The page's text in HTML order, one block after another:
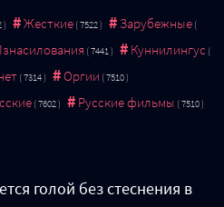
Жесткие
Зарубежные
Куннилингус
Оргии
Русские фильмы
голой без стеснения в